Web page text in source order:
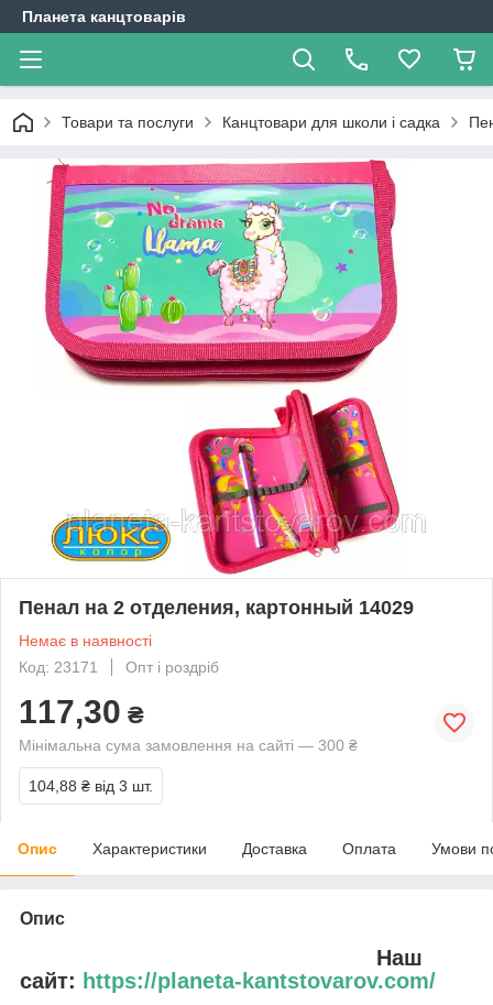
Планета канцтоварів
Товари та послуги Канцтовари для школи і садка
Пенал на 2 отделения, картонный 14029
Немає в наявності
Код: 23171
Опт і роздріб
117,30 ₴
Мінімальна сума замовлення на сайті — 300 ₴
104,88 ₴ від 3 шт.
Опис Характеристики Доставка Оплата Умови
Опис
Наш
сайт: https://planeta-kantstovarov.com/